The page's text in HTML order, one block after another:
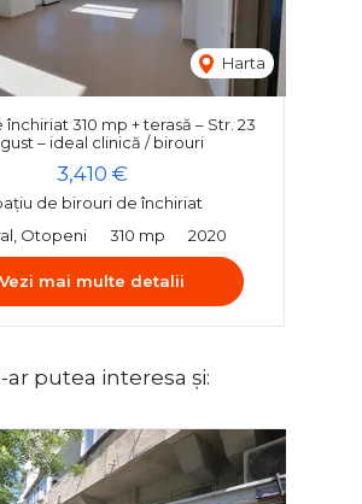
Harta
310 mp + terasă – Str. 23
– ideal clinică / birouri
3,410 €
de birouri de închiriat
Otopeni
310 mp 2020
Vezi mai multe detalii
ar putea interesa și: